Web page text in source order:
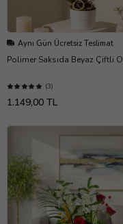
Aynı Gün Ücretsiz Teslimat
Polimer Saksıda Beyaz Çiftli
(3)
1.149,00 TL